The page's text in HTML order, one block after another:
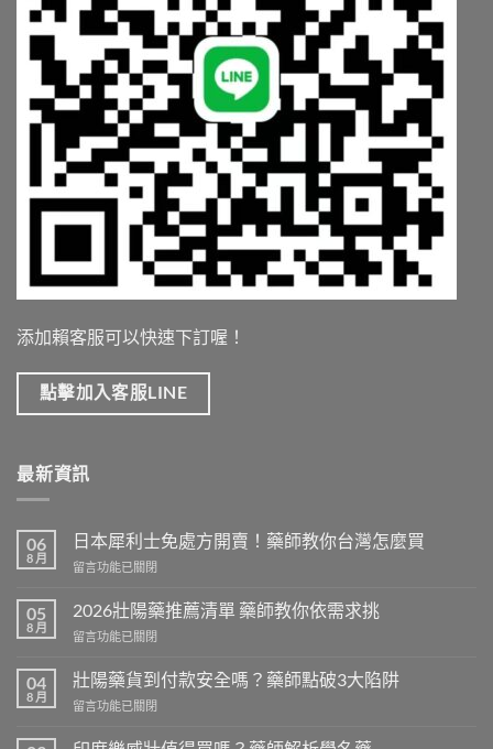
添加賴客服可以快速下訂喔！
點擊加入客服LINE
最新資訊
06
8 月
日本犀利士免處方開賣！藥師教你台灣怎麼買
在
本
利
免
處
方
留言功能已關閉
05
8 月
2026壯陽藥推薦清單 藥師教你依需求挑
在
壯
陽
藥
留言功能已關閉
04
8 月
壯陽藥貨到付款安全嗎？藥師點破3大陷阱
在
陽
留言功能已關閉